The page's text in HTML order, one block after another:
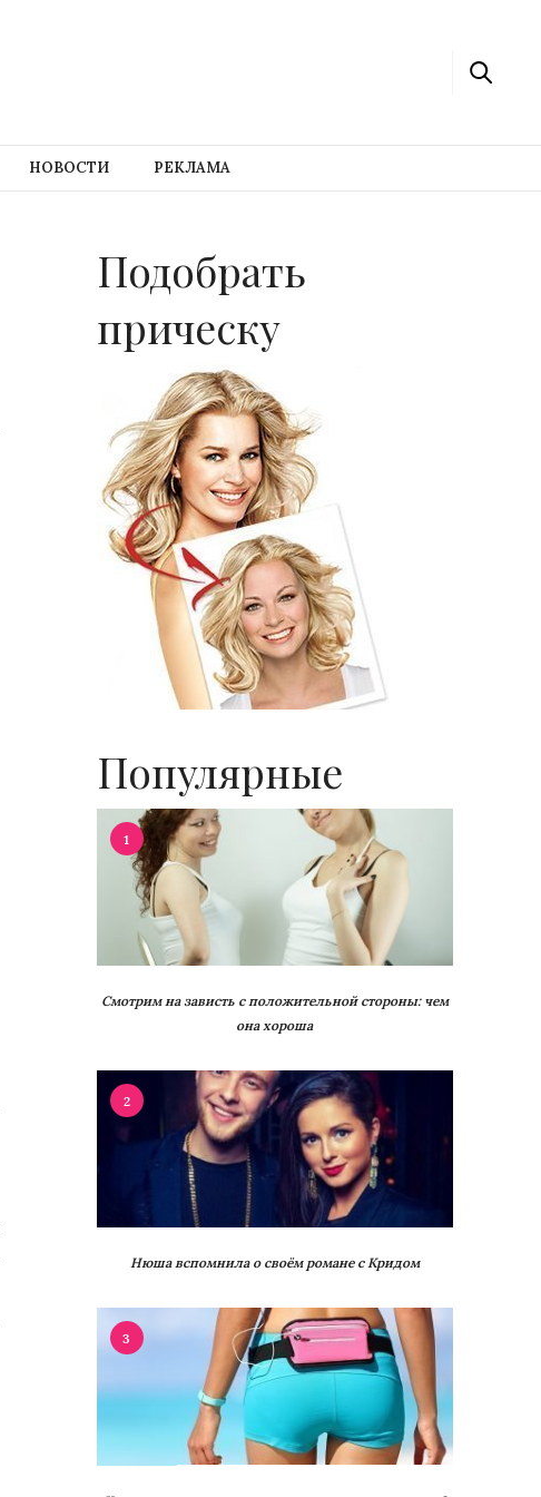
НОВОСТИ РЕКЛАМА
Подобрать
прическу
Популярные
1
Смотрим на зависть с положительной стороны: чем
она хороша
2
Нюша вспомнила о своём романе с Кридом
3